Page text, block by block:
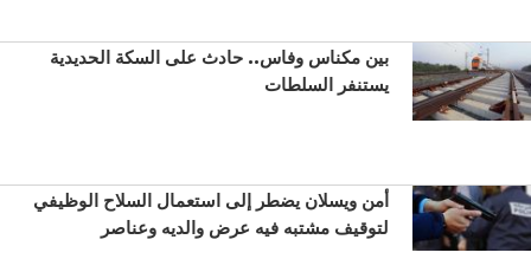
بين مكناس وفاس.. حادث على السكة الحديدية
يستنفر السلطات
أمن ويسلان يضطر إلى استعمال السلاح الوظيفي
لتوقيف مشتبه فيه عرض والديه وعناصر